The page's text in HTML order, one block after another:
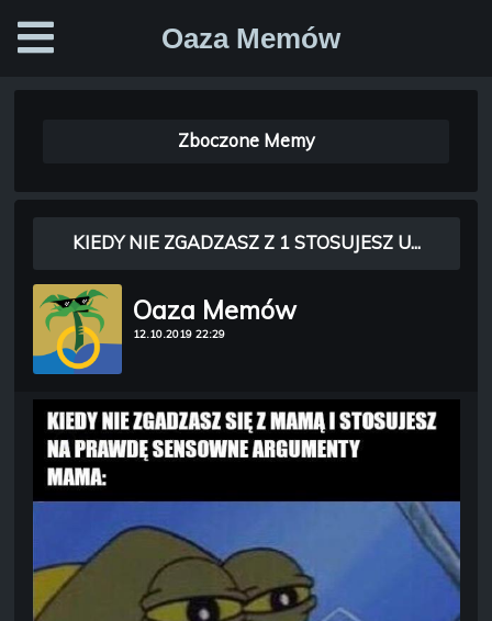
Oaza Memów
Zboczone Memy
Oaza Memów
12.10.2019 22:29
KIEDY NIE ZGADZASZ Z 1 STOSUJESZ U...